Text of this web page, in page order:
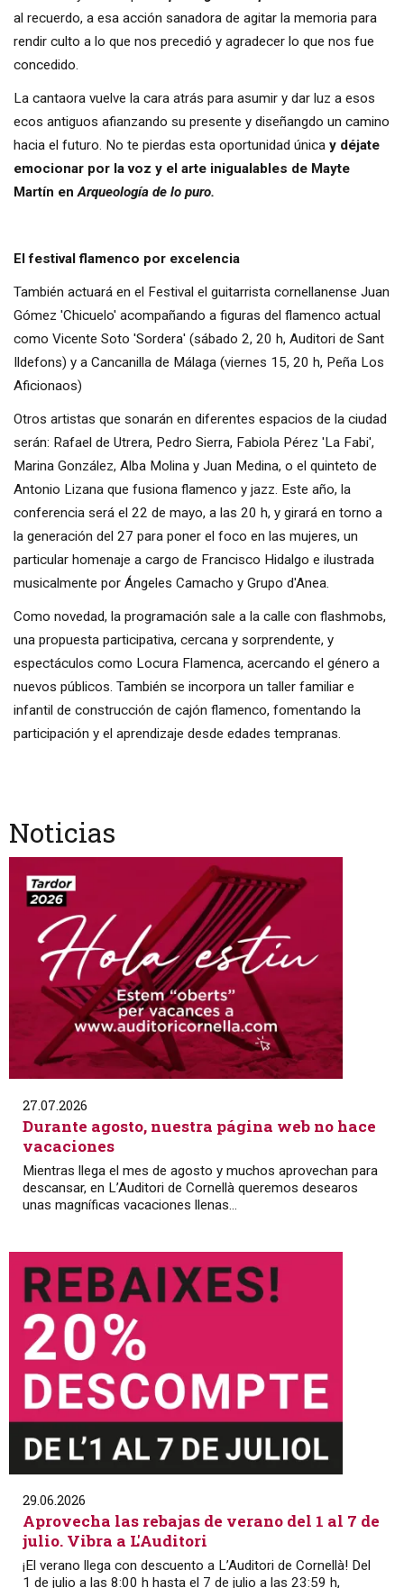
al recuerdo, a esa acción sanadora de agitar la memoria para
rendir culto a lo que nos precedió y agradecer lo que nos fue
concedido.
La cantaora vuelve la cara atrás para asumir y dar luz a esos
ecos antiguos afianzando su presente y diseñangdo un camino
hacia el futuro. No te pierdas esta oportunidad únicay déjate
emocionar por la voz y el arte inigualables de Mayte
Martín enArqueología de lo puro.
El festival flamenco por excelencia
También actuará en el Festival el guitarrista cornellanense Juan
Gómez 'Chicuelo' acompañando a figuras del flamenco actual
como Vicente Soto 'Sordera' (sábado 2, 20 h, Auditori de Sant
Ildefons) y a Cancanilla de Málaga (viernes 15, 20 h, Peña Los
Aficionaos)
Otros artistas que sonarán en diferentes espacios de la ciudad
serán: Rafael de Utrera, Pedro Sierra, Fabiola Pérez 'La Fabi',
Marina González, Alba Molina y Juan Medina, o el quinteto de
Antonio Lizana que fusiona flamenco y jazz. Este año, la
conferencia será el 22 de mayo, a las 20 h, y girará en torno a
la generación del 27 para poner el foco en las mujeres, un
particular homenaje a cargo de Francisco Hidalgo e ilustrada
musicalmente por Ángeles Camacho y Grupo d'Anea.
Como novedad, la programación sale a la calle con flashmobs,
una propuesta participativa, cercana y sorprendente, y
espectáculos como Locura Flamenca, acercando el género a
nuevos públicos. También se incorpora un taller familiar e
infantil de construcción de cajón flamenco, fomentando la
participación y el aprendizaje desde edades tempranas.
Noticias
27.07.2026
Durante agosto, nuestra página web no hace
vacaciones
Mientras llega el mes de agosto y muchos aprovechan para
descansar, en L’Auditori de Cornellà queremos desearos
unas magníficas vacaciones llenas...
29.06.2026
Aprovecha las rebajas de verano del 1 al 7 de
julio. Vibra a L'Auditori
¡El verano llega con descuento a L’Auditori de Cornellà! Del
1 de julio a las 8:00 h hasta el 7 de julio a las 23:59 h,